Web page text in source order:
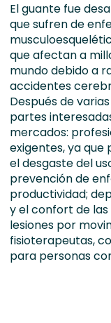
El guante fue
que sufren de
que afectan a
mundo debido a
accidentes
Después de
partes
mercados:
exigentes, ya
el desgaste del
prevención de
productividad;
y el confort de las
lesiones por
fisioterapeutas,
para personas